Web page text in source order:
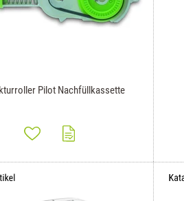
Pilot Nachfüllkassette